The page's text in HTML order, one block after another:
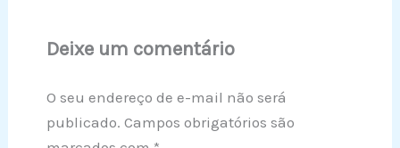
Deixe um comentário
O seu endereço de e-mail não será
publicado. Campos obrigatórios são